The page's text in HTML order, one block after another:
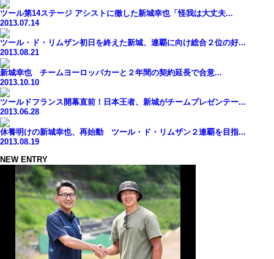
ツール第14ステージ アシストに徹した新城幸也「怪我は大丈夫...
2013.07.14
ツール・ド・リムザン初日を終えた新城、連覇に向け総合２位の好...
2013.08.21
新城幸也 チームヨーロッパカーと２年間の契約延長で合意...
2013.10.10
ツールドフランス開幕直前！日本王者、新城がチームプレゼンテー...
2013.06.28
休養明けの新城幸也、再始動 ツール・ド・リムザン２連覇を目指...
2013.08.19
NEW ENTRY